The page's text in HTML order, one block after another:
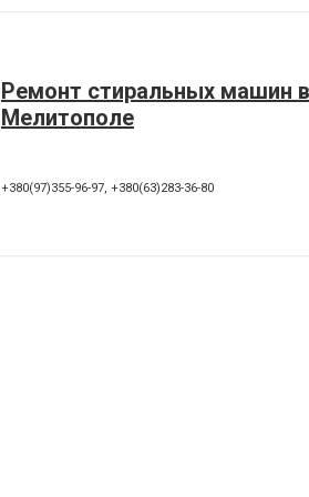
Ремонт стиральных машин в
Мелитополе
+380(97)355-96-97, +380(63)283-36-80